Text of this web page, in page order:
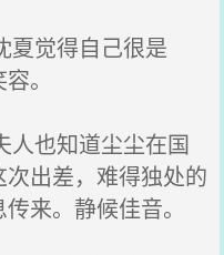
觉得自己很是
。
也知道尘尘在国
出差，难得独处的
来。静候佳音。